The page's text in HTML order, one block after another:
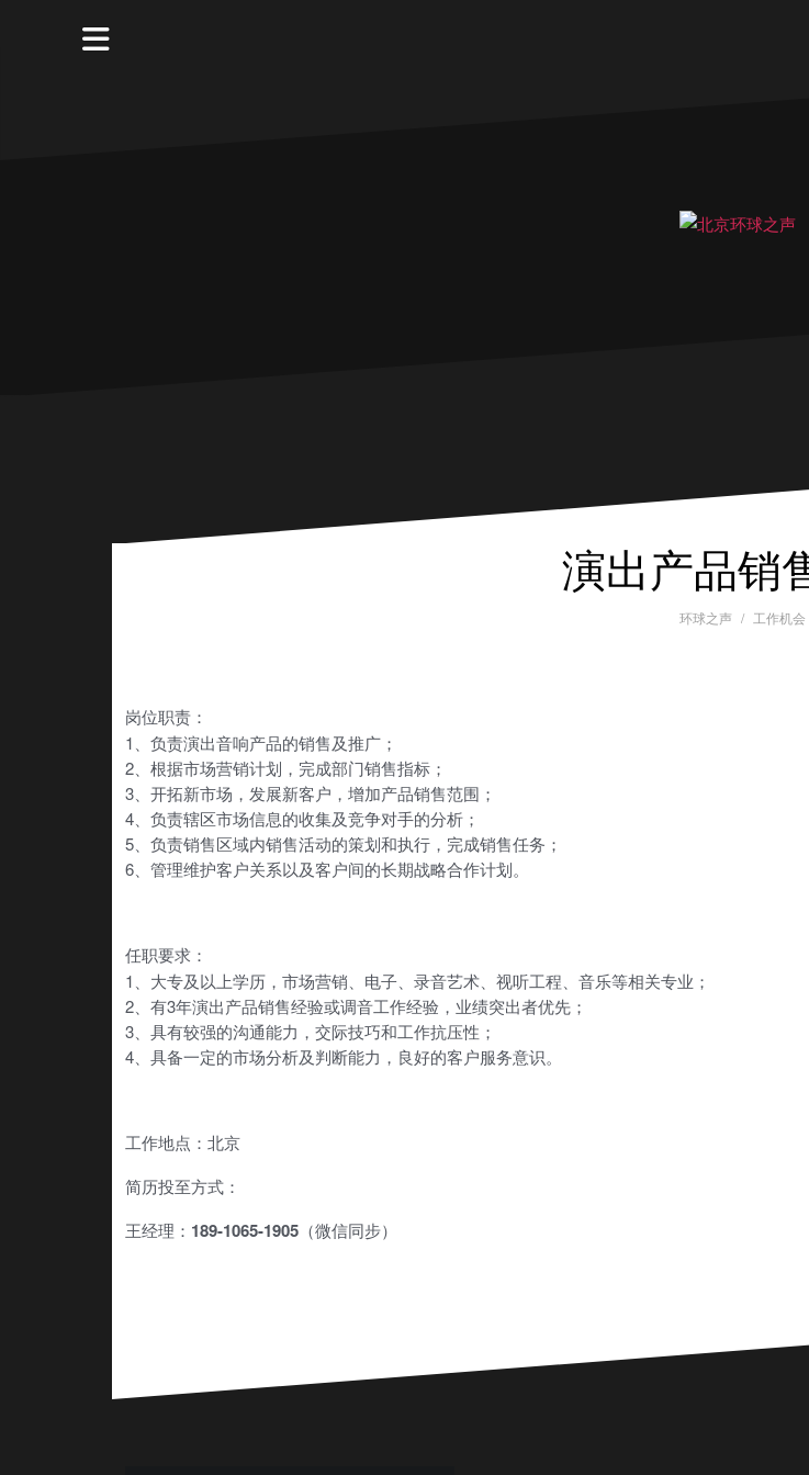
演出产品销
环球之声 工作机会
岗位职责：
1、负责演出音响产品的销售及推广；
2、根据市场营销计划，完成部门销售指标；
3、开拓新市场，发展新客户，增加产品销售范围；
4、负责辖区市场信息的收集及竞争对手的分析；
5、负责销售区域内销售活动的策划和执行，完成销售任务；
6、管理维护客户关系以及客户间的长期战略合作计划。
任职要求：
1、大专及以上学历，市场营销、电子、录音艺术、视听工程、音乐等相关专业；
2、有3年演出产品销售经验或调音工作经验，业绩突出者优先；
3、具有较强的沟通能力，交际技巧和工作抗压性；
4、具备一定的市场分析及判断能力，良好的客户服务意识。
工作地点：北京
简历投至方式：
王经理：189-1065-1905（微信同步）